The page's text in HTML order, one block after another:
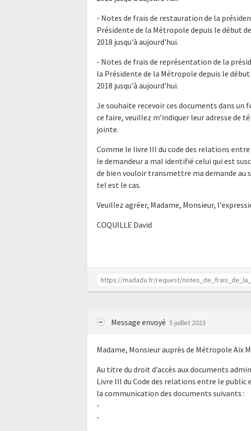
- Notes de frais de restauration de la
Présidente de la Métropole depuis le début
2018 jusqu'à aujourd'hui.
- Notes de frais de représentation de la
la Présidente de la Métropole depuis le
2018 jusqu'à aujourd'hui.
Je souhaite recevoir ces documents dans
ce faire, veuillez m’indiquer leur adresse de
jointe.
Comme le livre III du code des relations
le demandeur a mal identifié celui qui est
de bien vouloir transmettre ma demande au
tel est le cas.
Veuillez agréer, Madame, Monsieur,
COQUILLE David
Message envoyé 5 juillet 2023
Madame, Monsieur auprès de Métropole Aix
Au titre du droit d’accès aux documents
Livre III du Code des relations entre le
la communication des documents suivants :
-
-